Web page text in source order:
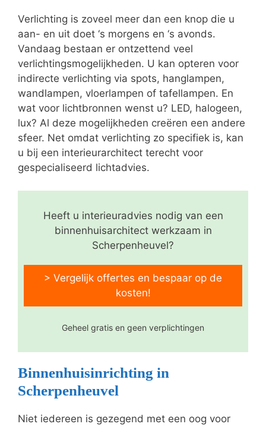
Verlichting is zoveel meer dan een knop die u
aan- en uit doet ‘s morgens en ‘s avonds.
Vandaag bestaan er ontzettend veel
verlichtingsmogelijkheden. U kan opteren voor
indirecte verlichting via spots, hanglampen,
wandlampen, vloerlampen of tafellampen. En
wat voor lichtbronnen wenst u? LED, halogeen,
lux? Al deze mogelijkheden creëren een andere
sfeer. Net omdat verlichting zo specifiek is, kan
u bij een interieurarchitect terecht voor
gespecialiseerd lichtadvies.
Heeft u interieuradvies nodig van een
binnenhuisarchitect werkzaam in
Scherpenheuvel?
> Vergelijk offertes en bespaar op de
kosten!
Geheel gratis en geen verplichtingen
Binnenhuisinrichting in
Scherpenheuvel
Niet iedereen is gezegend met een oog voor